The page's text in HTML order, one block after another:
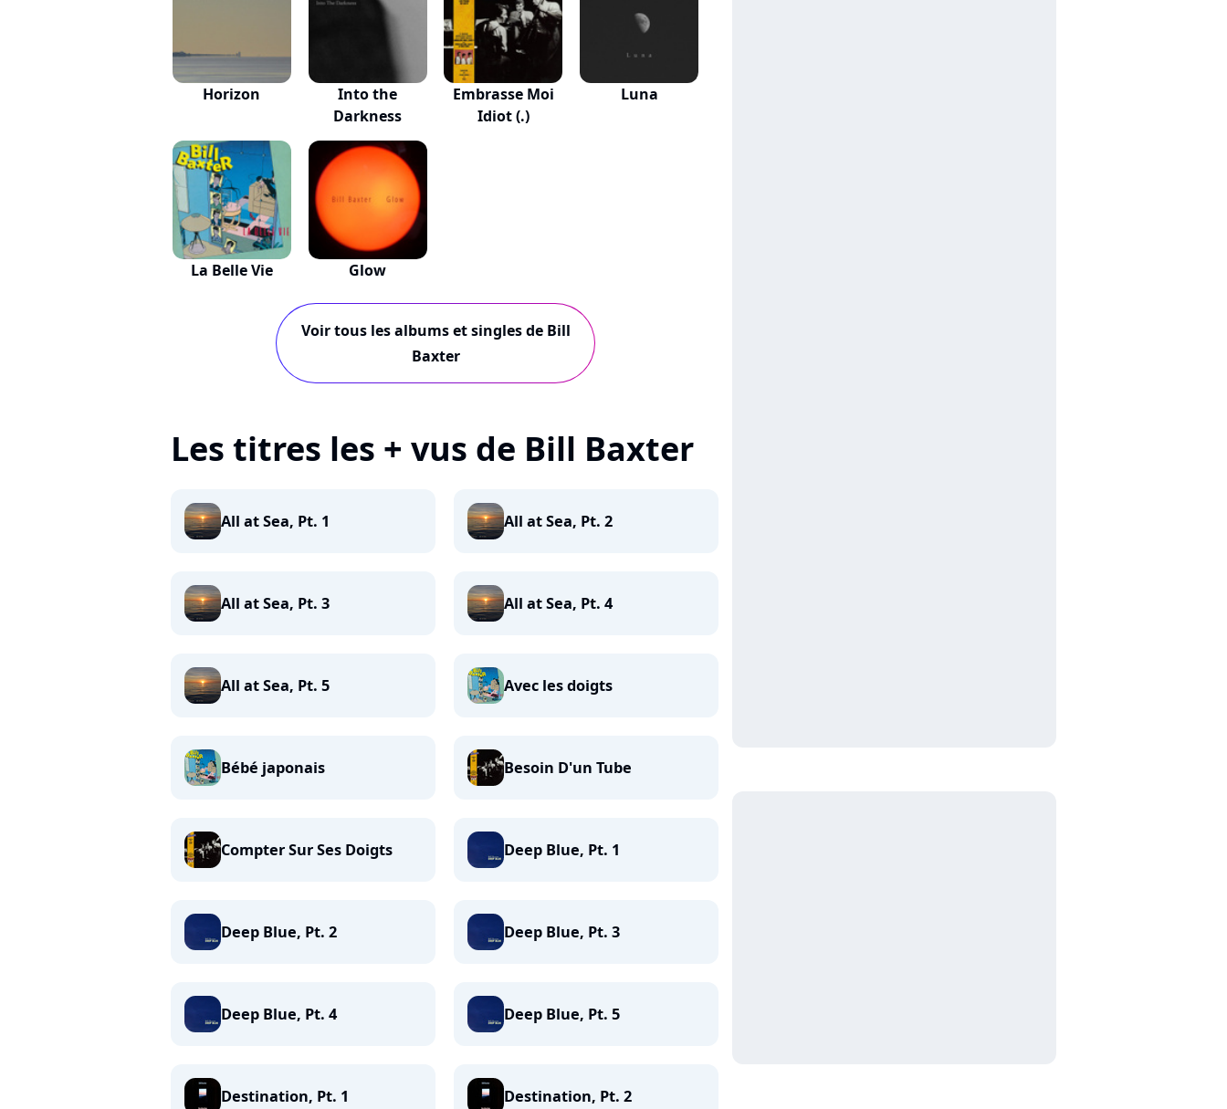
Horizon
Into the
Darkness
Embrasse Moi
Idiot (.)
Luna
La Belle Vie Glow
Voir tous les albums et singles de Bill
Baxter
Les titres les + vus de Bill Baxter
All at Sea, Pt. 1 All at Sea, Pt. 2
All at Sea, Pt. 3 All at Sea, Pt. 4
All at Sea, Pt. 5 Avec les doigts
Bébé japonais Besoin D'un Tube
Compter Sur Ses Doigts Deep Blue, Pt. 1
Deep Blue, Pt. 2 Deep Blue, Pt. 3
Deep Blue, Pt. 4 Deep Blue, Pt. 5
Destination, Pt. 1 Destination, Pt. 2